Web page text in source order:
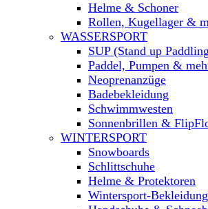
Helme & Schoner
Rollen, Kugellager &
WASSERSPORT
SUP (Stand up
Paddel, Pumpen &
Neoprenanzüge
Badebekleidung
Schwimmwesten
Sonnenbrillen &
WINTERSPORT
Snowboards
Schlittschuhe
Helme & Protektoren
Wintersport-Bekleidung